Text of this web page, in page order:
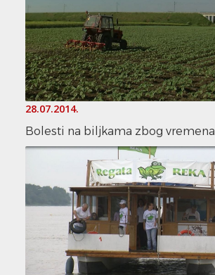
28.07.2014.
Bolesti na biljkama zbog vremena